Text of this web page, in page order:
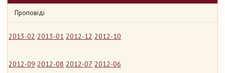
Проповіді
2013-02 2013-01 2012-12 2012-10
2012-09 2012-08 2012-07 2012-06